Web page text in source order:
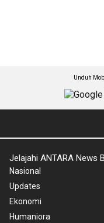
Unduh
Jelajahi ANTARA News
Nasional
Updates
Ekonomi
Humaniora